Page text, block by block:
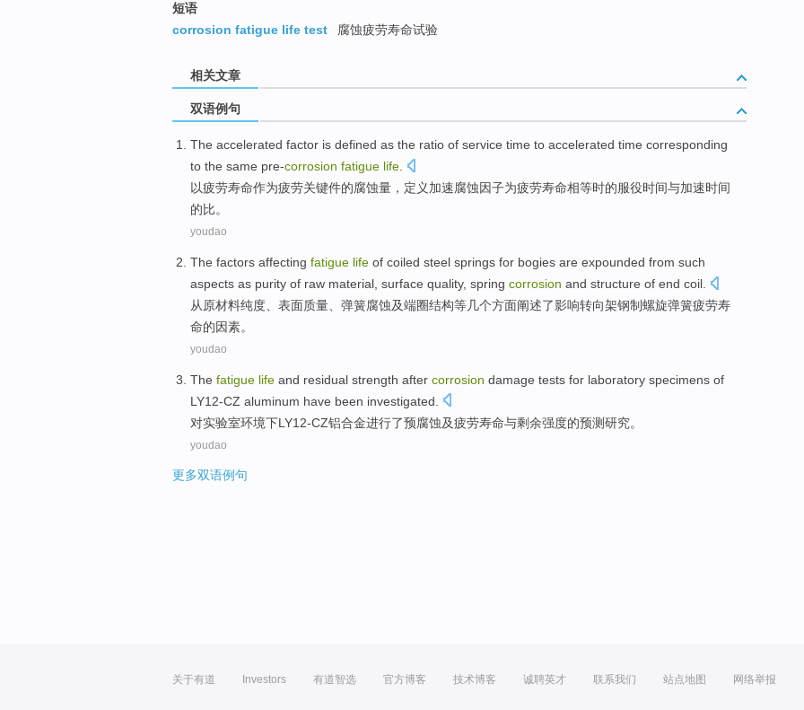
短语
corrosion fatigue life test
腐蚀疲劳寿命试验
相关文章
双语例句
The accelerated factor is defined as the ratio of service time to accelerated time corresponding
to the same pre-corrosion fatigue life
以疲劳寿命作为疲劳关键件的腐蚀量， 定义加速腐蚀因子为疲劳寿命相等时的服役时间与加速时间
的比。
youdao
The factors affecting fatigue life of coiled steel springs for bogies are expounded from such
aspects as purity of raw material surface quality, spring corrosion and structure of end coil
从 原材料纯度 表面质量 弹簧腐蚀及端圈结构等几个方面阐述了影响转向架钢制螺旋弹簧疲劳寿
命的因素。
youdao
The fatigue life and residual strength after corrosion damage tests for laboratory specimens of
LY12-CZ aluminum have been investigated
对实验室环境下LY12-CZ铝合金进行了预腐蚀及疲劳寿命与剩余强度的预测研究。
youdao
更多双语例句
关于有道 Investors 有道智选 官方博客 技术博客 诚聘英才 联系我们 站点地图 网络举报